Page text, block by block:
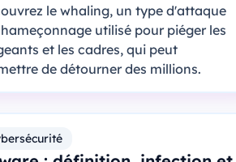
le whaling, un type d'attaque
utilisé pour piéger les
et les cadres, qui peut
de détourner des millions.